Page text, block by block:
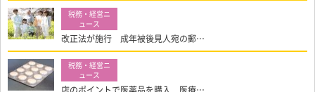
改正法が施行 成年被後見人宛の郵…
店のポイントで医薬品を購入 医療…